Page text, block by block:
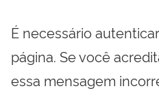
É necessário
página. Se você
essa mensagem